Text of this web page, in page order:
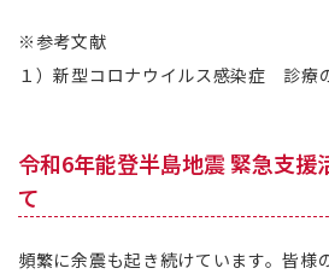
※参考文献
１）新型コロナウイルス感染症 診療
令和6年能登半島地震 緊急支援
て
頻繁に余震も起き続けています。皆様